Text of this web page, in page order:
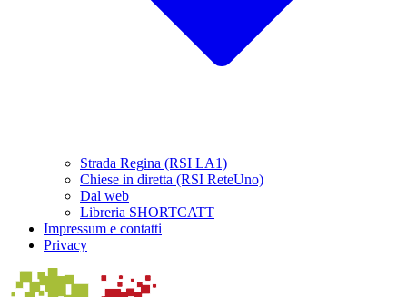
Strada Regina (RSI LA1)
Chiese in diretta (RSI ReteUno)
Dal web
Libreria SHORTCATT
Impressum e contatti
Privacy